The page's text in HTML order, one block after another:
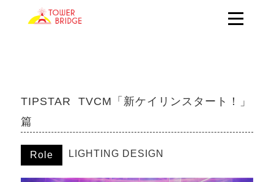
TIPSTAR TVCM「新ケイリンスタート！」
篇
Role LIGHTING DESIGN